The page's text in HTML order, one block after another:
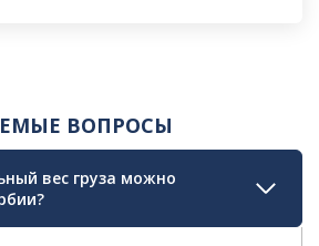
ВОПРОСЫ
вес груза можно